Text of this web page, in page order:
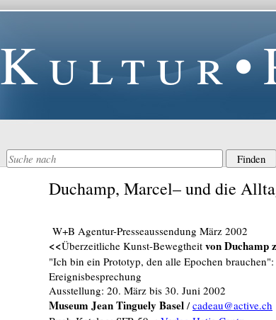
Duchamp, Marcel– und die
W+B Agentur-Presseaussendung März 2002
<<Überzeitliche Kunst-Bewegtheit von Duchamp
"Ich bin ein Prototyp, den alle Epochen
Ereignisbesprechung
Ausstellung: 20. März bis 30. Juni 2002
Museum Jean Tinguely Basel /cadeau@active.ch